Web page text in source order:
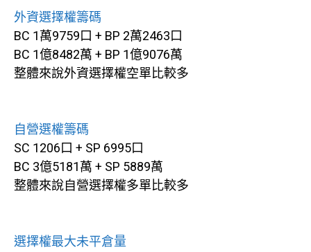
外資選擇權籌碼
BC 1萬9759口 + BP 2萬2463口
BC 1億8482萬 + BP 1億9076萬
整體來說外資選擇權空單比較多
自營選權籌碼
SC 1206口 + SP 6995口
BC 3億5181萬 + SP 5889萬
整體來說自營選擇權多單比較多
選擇權最大未平倉量